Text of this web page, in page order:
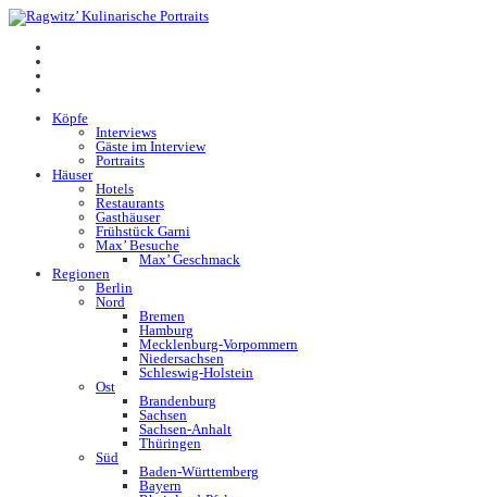
Köpfe
Interviews
Gäste im Interview
Portraits
Häuser
Hotels
Restaurants
Gasthäuser
Frühstück Garni
Max’ Besuche
Max’ Geschmack
Regionen
Berlin
Nord
Bremen
Hamburg
Mecklenburg-Vorpommern
Niedersachsen
Schleswig-Holstein
Ost
Brandenburg
Sachsen
Sachsen-Anhalt
Thüringen
Süd
Baden-Württemberg
Bayern